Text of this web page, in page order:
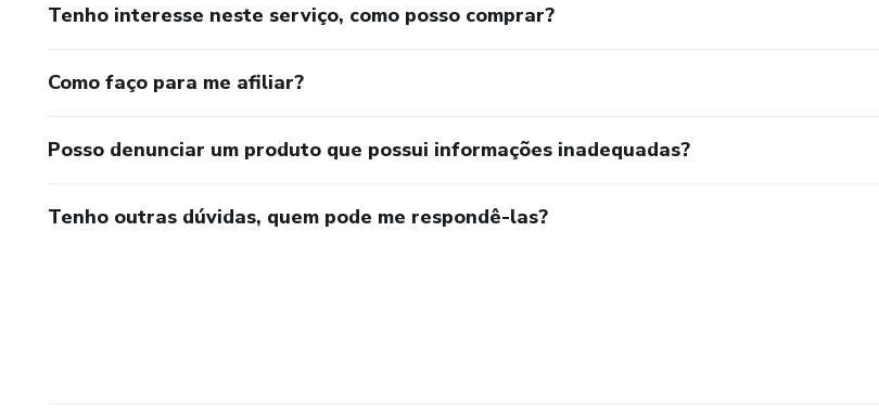
Tenho interesse neste serviço, como posso comprar?
Como faço para me afiliar?
Posso denunciar um produto que possui informações inadequadas?
Tenho outras dúvidas, quem pode me respondê-las?